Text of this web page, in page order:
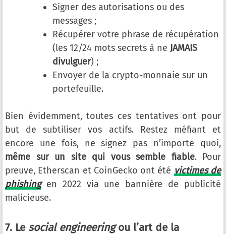
Signer des autorisations ou des
messages ;
Récupérer votre phrase de récupération
(les 12/24 mots secrets à ne JAMAIS
divulguer) ;
Envoyer de la crypto-monnaie sur un
portefeuille.
Bien évidemment, toutes ces tentatives ont pour
but de subtiliser vos actifs. Restez méfiant et
encore une fois, ne signez pas n’importe quoi,
même sur un site qui vous semble fiable. Pour
preuve, Etherscan et CoinGecko ont été victimes de
phishingen 2022 via une bannière de publicité
malicieuse.
7. Le social engineeringou l’art de la